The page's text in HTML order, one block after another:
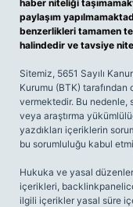
haber niteliği
paylaşım
benzerlikleri tamamen
halindedir ve tavsiye
Sitemiz, 5651 Sayılı
Kurumu (BTK) tarafından
vermektedir. Bu
veya araştırma
yazdıkları içeriklerin
bu sorumluluğu kabul
Hukuka ve yasal
içerikleri,
ilgili içerikler yasal süre